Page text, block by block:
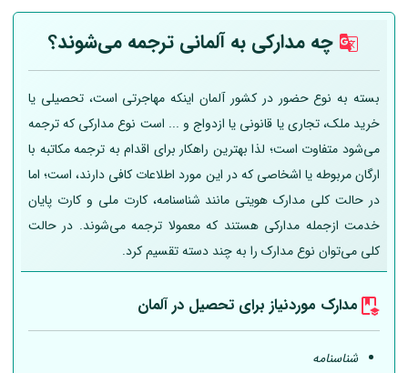
چه مدارکی بهآلمانی ترجمه می‌شوند؟
بسته به نوع حضور در کشور آلمان اینکه مهاجرتی است، تحصیلی یا
خرید ملک، تجاری یا قانونی یا ازدواج و ... است نوع مدارکی که ترجمه
می‌شود متفاوت است؛ لذا بهترین راهکار برای اقدام به ترجمه مکاتبه با
ارگان مربوطه یا اشخاصی که در این مورد اطلاعات کافی دارند، است؛ اما
در حالت کلی مدارک هویتی مانند شناسنامه، کارت ملی و کارت پایان
خدمت ازجمله مدارکی هستند که معمولا ترجمه می‌شوند. در حالت
کلی می‌توان نوع مدارک را به چند دسته تقسیم کرد.
مدارک موردنیاز برای تحصیل درآلمان
شناسنامه